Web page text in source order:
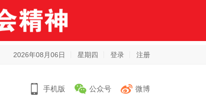
2026年08月06日 星期四 登录 注册
手机版 公众号 微博